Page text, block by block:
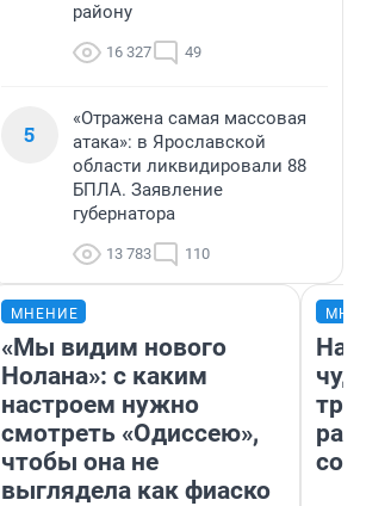
району
16 327 49
5
«Отражена самая массовая
атака»: в Ярославской
области ликвидировали 88
БПЛА. Заявление
губернатора
13 783 110
МНЕНИЕ
«Мы видим нового
Нолана»: с каким
настроем нужно
смотреть «Одиссею»,
чтобы она не
выглядела как фиаско